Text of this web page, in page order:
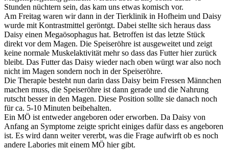
Stunden nüchtern sein, das kam uns etwas komisch vor.
Am Freitag waren wir dann in der Tierklinik in Hofheim und Daisy
wurde mit Kontrastmittel geröntgt. Dabei stellte sich heraus dass
Daisy einen Megaösophagus hat. Betroffen ist das letzte Stück
direkt vor dem Magen. Die Speiseröhre ist ausgeweitet und zeigt
keine normale Muskelaktivität mehr so dass das Futter hier zurück
bleibt. Das Futter das Daisy wieder nach oben würgt war also noch
nicht im Magen sondern noch in der Speiseröhre.
Die Therapie besteht nun darin dass Daisy beim Fressen Männchen
machen muss, die Speiseröhre ist dann gerade und die Nahrung
rutscht besser in den Magen. Diese Position sollte sie danach noch
für ca. 5-10 Minuten beibehalten.
Ein MÖ ist entweder angeboren oder erworben. Da Daisy von
Anfang an Symptome zeigte spricht einiges dafür dass es angeboren
ist. Es wird dann weiter vererbt, was die Frage aufwirft ob es noch
andere Labories mit einem MÖ hier gibt.